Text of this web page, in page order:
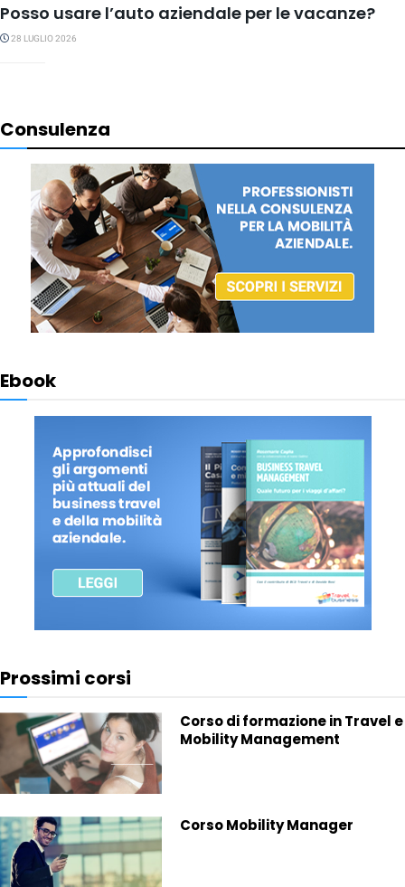
Posso usare l’auto aziendale per le vacanze?
28 LUGLIO 2026
Consulenza
Ebook
Prossimi corsi
Corso di formazione in Travel e
Mobility Management
Corso Mobility Manager